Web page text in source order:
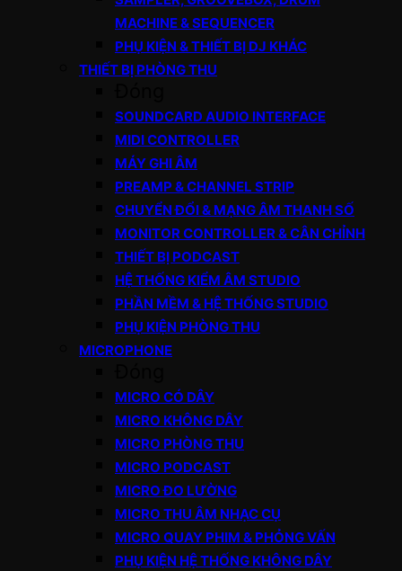
MACHINE & SEQUENCER
PHỤ KIỆN & THIẾT BỊ DJ KHÁC
THIẾT BỊ PHÒNG THU
SOUNDCARD AUDIO INTERFACE
MIDI CONTROLLER
MÁY GHI ÂM
PREAMP & CHANNEL STRIP
CHUYỂN ĐỔI & MẠNG ÂM THANH SỐ
MONITOR CONTROLLER & CÂN CHỈNH
THIẾT BỊ PODCAST
HỆ THỐNG KIỂM ÂM STUDIO
PHẦN MỀM & HỆ THỐNG STUDIO
PHỤ KIỆN PHÒNG THU
MICROPHONE
MICRO CÓ DÂY
MICRO KHÔNG DÂY
MICRO PHÒNG THU
MICRO PODCAST
MICRO ĐO LƯỜNG
MICRO THU ÂM NHẠC CỤ
MICRO QUAY PHIM & PHỎNG VẤN
PHỤ KIỆN HỆ THỐNG KHÔNG DÂY